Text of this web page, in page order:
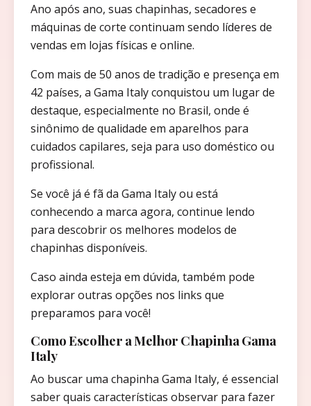
Ano após ano, suas chapinhas, secadores e
máquinas de corte continuam sendo líderes de
vendas em lojas físicas e online.
Com mais de 50 anos de tradição e presença em
42 países, a Gama Italy conquistou um lugar de
destaque, especialmente no Brasil, onde é
sinônimo de qualidade em aparelhos para
cuidados capilares, seja para uso doméstico ou
profissional.
Se você já é fã da Gama Italy ou está
conhecendo a marca agora, continue lendo
para descobrir os melhores modelos de
chapinhas disponíveis.
Caso ainda esteja em dúvida, também pode
explorar outras opções nos links que
preparamos para você!
Como Escolher a Melhor Chapinha Gama
Italy
Ao buscar uma chapinha Gama Italy, é essencial
saber quais características observar para fazer